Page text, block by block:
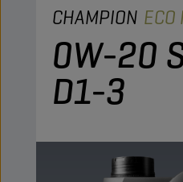
CHAMPION ECO
0W-20
D1-3